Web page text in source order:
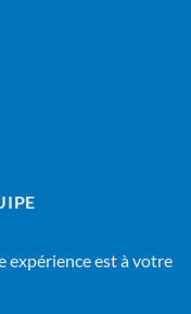
expérience est à votre